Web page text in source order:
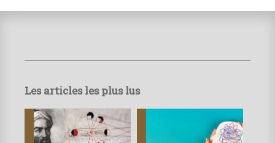
Les articles les plus lus